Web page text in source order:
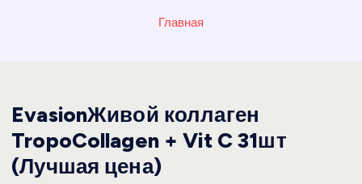
Главная
EvasionЖивой коллаген
TropoCollagen + Vit C 31шт
(Лучшая цена)